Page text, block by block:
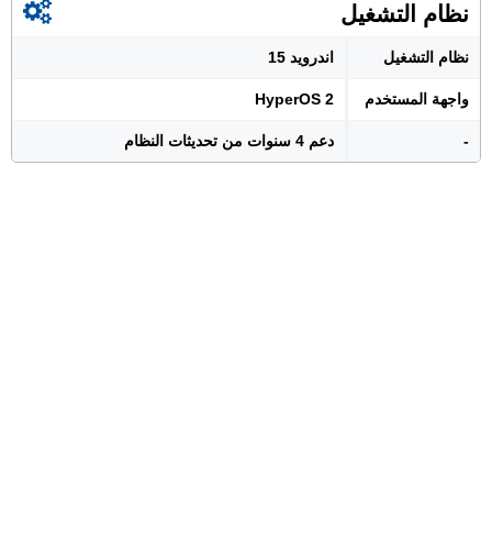
نظام التشغيل
نظام التشغيل اندرويد 15
واجهة المستخدم HyperOS 2
- دعم 4 سنوات من تحديثات النظام